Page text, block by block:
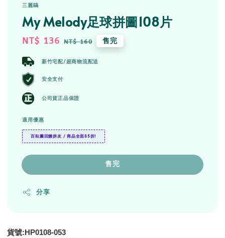
三麗鷗
My Melody足球拼圖108片
Sale
NT$ 136 Regular
NT$ 160 售完
新竹宅配/超商物流配送
安全支付
公司貨正品保證
適用優惠
百耘圖回饋拼友 / 商品全面85折!
售完
分享
貨號:HP0108-053